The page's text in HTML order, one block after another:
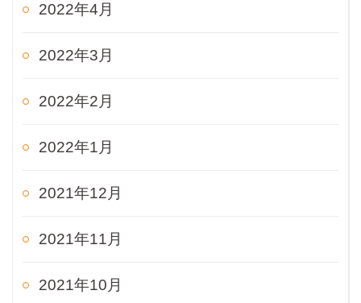
2022年4月
2022年3月
2022年2月
2022年1月
2021年12月
2021年11月
2021年10月